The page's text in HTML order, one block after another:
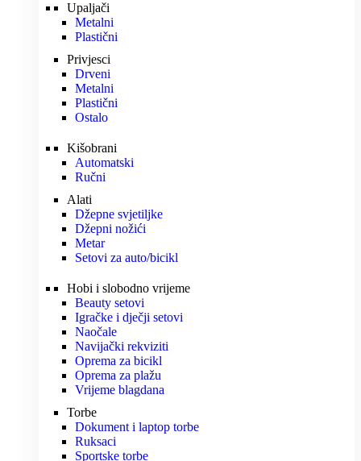
Upaljači
Metalni
Plastični
Privjesci
Drveni
Metalni
Plastični
Ostalo
Kišobrani
Automatski
Ručni
Alati
Džepne svjetiljke
Džepni nožići
Metar
Setovi za auto/bicikl
Hobi i slobodno vrijeme
Beauty setovi
Igračke i dječji setovi
Naočale
Navijački rekviziti
Oprema za bicikl
Oprema za plažu
Vrijeme blagdana
Torbe
Dokument i laptop torbe
Ruksaci
Sportske torbe